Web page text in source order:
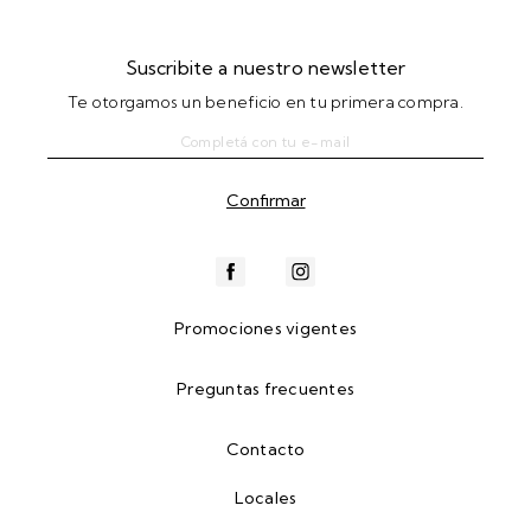
Suscribite a nuestro newsletter
Te otorgamos un beneficio en tu primera compra.
Promociones vigentes
Preguntas frecuentes
Contacto
Locales